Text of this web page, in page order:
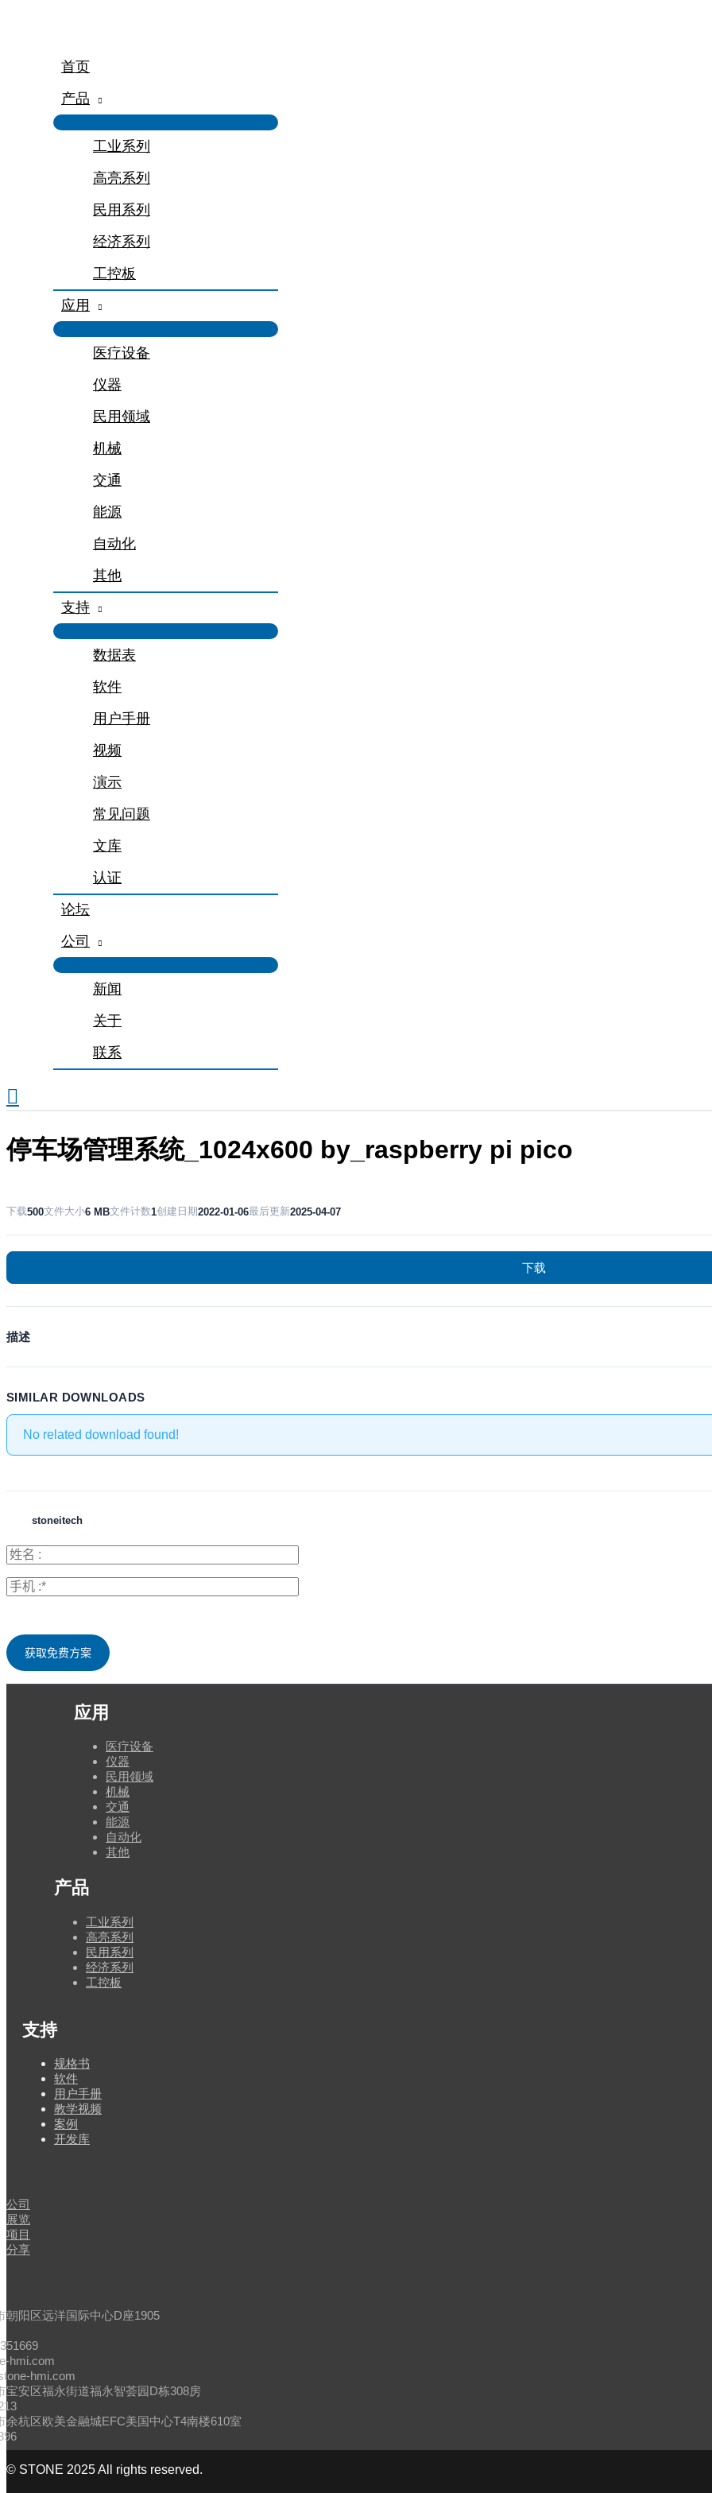
首页
产品
工业系列
高亮系列
民用系列
经济系列
工控板
应用
医疗设备
仪器
民用领域
机械
交通
能源
自动化
其他
支持
数据表
软件
用户手册
视频
演示
常见问题
文库
认证
论坛
公司
新闻
关于
联系
搜
停车场管理系统_1024x600 by_raspberry pi pico
下载500文件大小6 MB文件计数1创建日期2022-01-06最后更新2025-04-07
下载
描述
SIMILAR DOWNLOADS
No related download found!
stoneitech
应用
医疗设备
仪器
民用领域
机械
交通
能源
自动化
其他
产品
工业系列
高亮系列
民用系列
经济系列
工控板
支持
规格书
软件
用户手册
教学视频
案例
开发库
公司
展览
项目
分享
朝阳区远洋国际中心D座1905
hmi.com
hmi.com
宝安区福永街道福永智荟园D栋308房
余杭区欧美金融城EFC美国中心T4南楼610室
© STONE 2025 All rights reserved.